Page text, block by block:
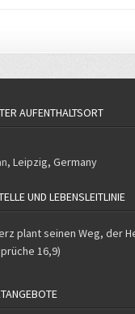
AUFENTHALTSORT
,Leipzig,Germany
UND LEBENSLEITLINIE
plant seinen Weg, der
16,9)